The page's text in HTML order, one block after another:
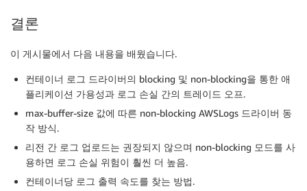
결론
이 게시물에서 다음 내용을 배웠습니다.
컨테이너 로그 드라이버의 blocking 및 non-blocking을 통한 애
플리케이션 가용성과 로그 손실 간의 트레이드 오프.
max-buffer-size 값에 따른 non-blocking AWSLogs 드라이버 동
작 방식.
리전 간 로그 업로드는 권장되지 않으며 non-blocking 모드를 사
용하면 로그 손실 위험이 훨씬 더 높음.
컨테이너당 로그 출력 속도를 찾는 방법.